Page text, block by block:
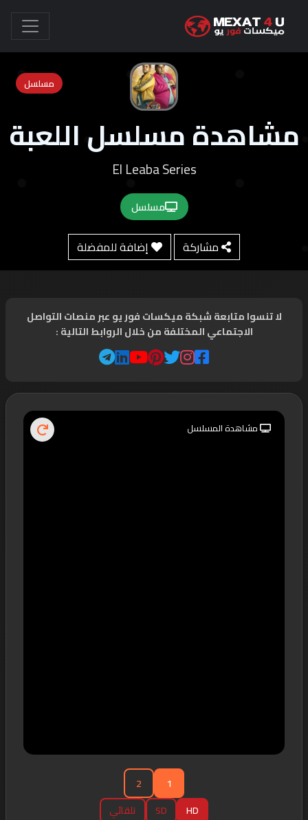
مشاهدة مسلسل اللعبة
El Leaba Series
مسلسل
مسلسل
مشاركة إضافة للمفضلة
لا تنسوا متابعة شبكة ميكسات فور يو عبر منصات التواصل
الاجتماعي المختلفة من خلال الروابط التالية :
مشاهدة المسلسل
1
2
HD
SD تلقائي